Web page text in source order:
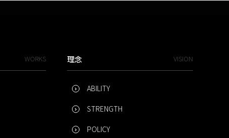
WORKS 理念 VISION
ABILITY
STRENGTH
POLICY